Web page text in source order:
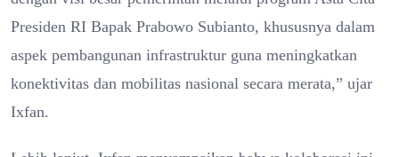
Presiden RI Bapak Prabowo Subianto, khususnya dalam
aspek pembangunan infrastruktur guna meningkatkan
konektivitas dan mobilitas nasional secara merata,” ujar
Ixfan.